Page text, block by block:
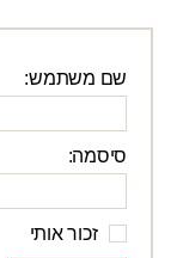
שם משתמש:
סיסמה:
זכור אותי